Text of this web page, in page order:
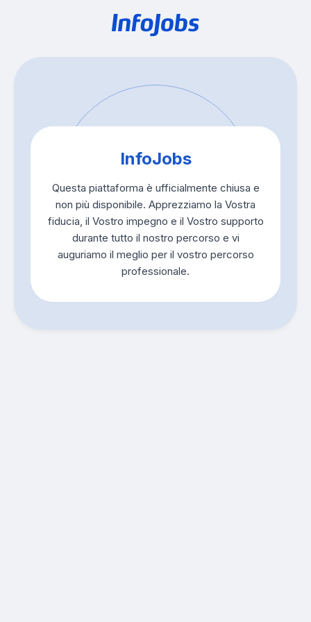
InfoJobs
Questa piattaforma è ufficialmente chiusa e
non più disponibile. Apprezziamo la Vostra
fiducia, il Vostro impegno e il Vostro supporto
durante tutto il nostro percorso e vi
auguriamo il meglio per il vostro percorso
professionale.